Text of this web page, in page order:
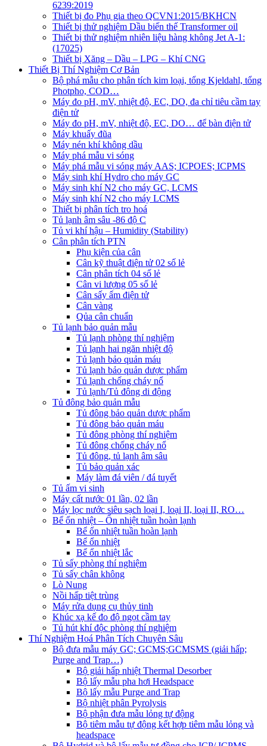
6239:2019
Thiết bị đo Phụ gia theo QCVN1:2015/BKHCN
Thiết bị thử nghiệm Dầu biến thế Transformer oil
Thiết bị thử nghiệm nhiên liệu hàng không Jet A-1:
(17025)
Thiết bị Xăng – Dầu – LPG – Khí CNG
Thiết Bị Thí Nghiệm Cơ Bản
Bộ phá mẫu cho phân tích kim loại, tổng Kjeldahl, tổng
Photpho, COD…
Máy đo pH, mV, nhiệt độ, EC, DO, đa chỉ tiêu cầm tay
điện tử
Máy đo pH, mV, nhiệt độ, EC, DO… để bàn điện tử
Máy khuấy đũa
Máy nén khí không dầu
Máy phá mẫu vi sóng
Máy phá mẫu vi sóng máy AAS; ICPOES; ICPMS
Máy sinh khí Hydro cho máy GC
Máy sinh khí N2 cho máy GC, LCMS
Máy sinh khí N2 cho máy LCMS
Thiết bị phân tích tro hoá
Tủ lạnh âm sâu -86 độ C
Tủ vi khí hậu – Humidity (Stability)
Cân phân tích PTN
Phụ kiện của cân
Cân kỹ thuật điện tử 02 số lẻ
Cân phân tích 04 số lẻ
Cân vi lượng 05 số lẻ
Cân sấy ẩm điện tử
Cân vàng
Qủa cân chuẩn
Tủ lạnh bảo quản mẫu
Tủ lạnh phòng thí nghiệm
Tủ lạnh hai ngăn nhiệt độ
Tủ lạnh bảo quản máu
Tủ lạnh bảo quản dược phẩm
Tủ lạnh chống cháy nổ
Tủ lạnh/Tủ đông di động
Tủ đông bảo quản mẫu
Tủ đông bảo quản dược phẩm
Tủ đông bảo quản máu
Tủ đông phòng thí nghiệm
Tủ đông chống cháy nổ
Tủ đông, tủ lạnh âm sâu
Tủ bảo quản xác
Máy làm đá viên / đá tuyết
Tủ ấm vi sinh
Máy cất nước 01 lần, 02 lần
Máy lọc nước siêu sạch loại I, loại II, loại II, RO…
Bể ổn nhiệt – Ổn nhiệt tuần hoàn lạnh
Bể ổn nhiệt tuần hoàn lạnh
Bể ổn nhiệt
Bể ổn nhiệt lắc
Tủ sấy phòng thí nghiệm
Tủ sấy chân không
Lò Nung
Nồi hấp tiệt trùng
Máy rửa dụng cụ thủy tinh
Khúc xạ kế đo độ ngọt cầm tay
Tủ hút khí độc phòng thí nghiệm
Thí Nghiệm Hoá Phân Tích Chuyên Sâu
Bộ đưa mẫu máy GC; GCMS;GCMSMS (giải hấp;
Purge and Trap…)
Bộ giải hấp nhiệt Thermal Desorber
Bộ lấy mẫu pha hơi Headspace
Bộ lấy mẫu Purge and Trap
Bộ nhiệt phân Pyrolysis
Bộ phận đưa mẫu lỏng tự động
Bộ tiêm mẫu tự động kết hợp tiêm mẫu lỏng và
headspace